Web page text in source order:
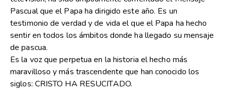
Pascual que el Papa ha dirigido este año. Es un
testimonio de verdad y de vida el que el Papa ha hecho
sentir en todos los ámbitos donde ha llegado su mensaje
de pascua.
Es la voz que perpetua en la historia el hecho más
maravilloso y más trascendente que han conocido los
siglos: CRISTO HA RESUCITADO.